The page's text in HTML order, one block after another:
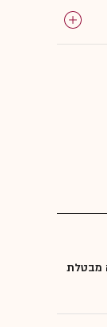
מבטלת